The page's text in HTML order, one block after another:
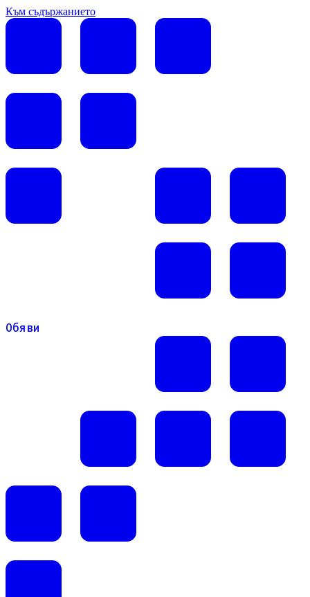
Към съдържанието
Обяви